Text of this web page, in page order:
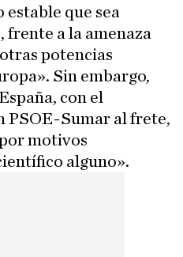
que sea
frente a la amenaza
potencias
Sin embargo,
con el
PSOE-Sumar al frete,
motivos
alguno».